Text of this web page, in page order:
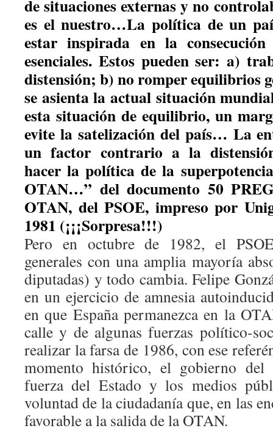
de situaciones externas y no
es el nuestro…La política de un
estar inspirada en la
esenciales. Estos pueden ser: a)
distensión; b) no romper equilibrios
se asienta la actual situación
esta situación de equilibrio, un
evite la satelización del país… La
un factor contrario a la
hacer la política de la
OTAN…” del documento 50
OTAN, del PSOE, impreso por
1981 (¡¡¡Sorpresa!!!)
Pero en octubre de 1982, el
generales con una amplia mayoría
diputadas) y todo cambia. Felipe
en un ejercicio de amnesia
en que España permanezca en la
calle y de algunas fuerzas político-
realizar la farsa de 1986, con ese
momento histórico, el gobierno
fuerza del Estado y los medios
voluntad de la ciudadanía que, en las
favorable a la salida de la OTAN.